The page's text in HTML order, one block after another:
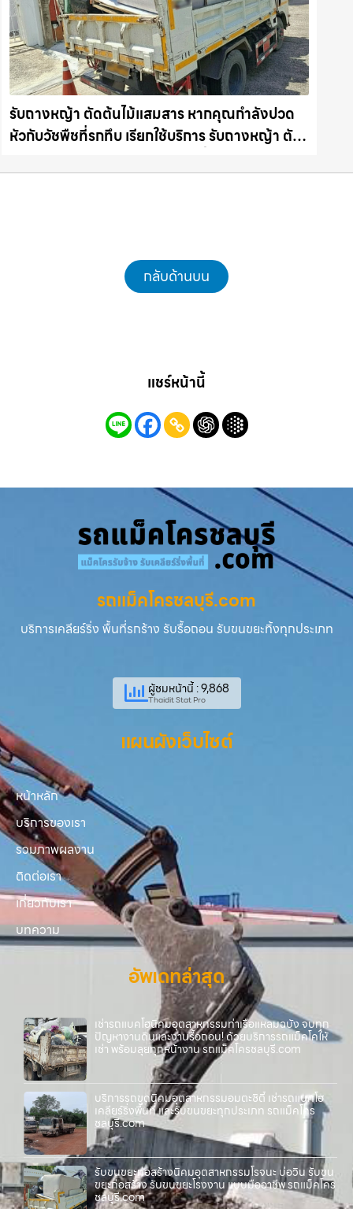
รับถางหญ้า ตัดต้นไม้แสมสาร หากคุณกำลังปวด
หัวกับวัชพืชที่รกทึบ เรียกใช้บริการ รับถางหญ้า ตัด
ชลบุรี.com
กลับด้านบน
แชร์หน้านี้
รถแม็คโครชลบุรี.com
บริการเคลียร์ริ่ง พื้นที่รกร้าง รับรื้อถอน รับขนขยะทิ้งทุกประเภท
ผู้ชมหน้านี้ : 9,868
Thaidit Stat Pro
แผนผังเว็บไซต์
หน้าหลัก
บริการของเรา
รวมภาพผลงาน
ติดต่อเรา
เกี่ยวกับเรา
บทความ
อัพเดทล่าสุด
เช่ารถแบคโฮนิคมอุตสาหกรรมท่าเรือแหลมฉบัง จบทุก
ปัญหางานดินและงานรื้อถอน! ด้วยบริการรถแม็คโคให้
เช่า พร้อมลุยทุกหน้างาน รถแม็คโครชลบุรี.com
บริการรถขุดนิคมอุตสาหกรรมอมตะซิตี้ เช่ารถแบคโฮ
เคลียร์ริ่งพื้นที่ และรับขนขยะทุกประเภท รถแม็คโคร
ชลบุรี.com
รับขนขยะก่อสร้างนิคมอุตสาหกรรมโรจนะ บ่อวิน รับขน
ขยะก่อสร้าง รับขนขยะโรงงาน แบบมืออาชีพ รถแม็คโคร
ชลบุรี.com